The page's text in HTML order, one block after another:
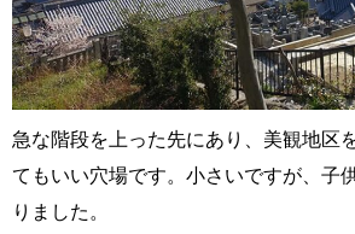
急な階段を上った先にあり、美観地区
てもいい穴場です。小さいですが、子
りました。